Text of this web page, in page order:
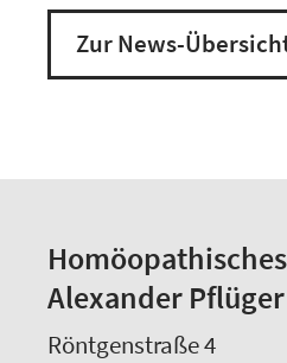
Zur News-
Alexander Pflüger
Röntgenstraße 4